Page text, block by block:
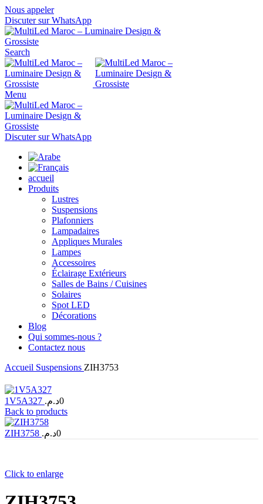
Nous appeler
Discuter sur WhatsApp
Search
Menu
Discuter sur WhatsApp
accueil
Produits
Lustres
Suspensions
Plafonniers
Lampadaires
Appliques Murales
Lampes
Accessoires
Éclairage Extérieurs
Salles de Bains / Cuisines
Solaires
Spot LED
Décorations
Blog
Qui sommes-nous ?
Contactez nous
Accueil Suspensions ZIH3753
1V5A327 0د.م.
Back to products
ZIH3758 0د.م.
Click to enlarge